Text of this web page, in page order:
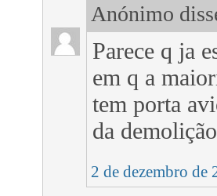
Anónimo
Parece q ja
em q a
tem porta
da
2 de dezembro de